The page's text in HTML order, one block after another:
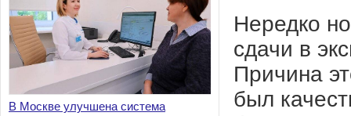
В Москве улучшена система
Нередко
сдачи в
Причина
был